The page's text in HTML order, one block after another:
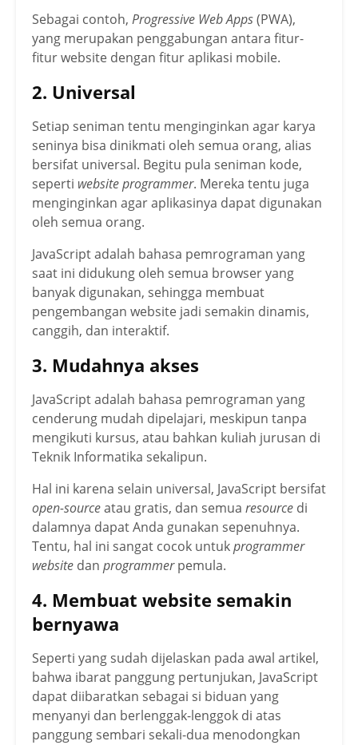
Sebagai contoh, Progressive Web Apps(PWA),
yang merupakan penggabungan antara fitur-
fitur website dengan fitur aplikasi mobile.
2. Universal
Setiap seniman tentu menginginkan agar karya
seninya bisa dinikmati oleh semua orang, alias
bersifat universal. Begitu pula seniman kode,
seperti website programmer. Mereka tentu juga
menginginkan agar aplikasinya dapat digunakan
oleh semua orang.
JavaScript adalah bahasa pemrograman yang
saat ini didukung oleh semua browser yang
banyak digunakan, sehingga membuat
pengembangan website jadi semakin dinamis,
canggih, dan interaktif.
3. Mudahnya akses
JavaScript adalah bahasa pemrograman yang
cenderung mudah dipelajari, meskipun tanpa
mengikuti kursus, atau bahkan kuliah jurusan di
Teknik Informatika sekalipun.
Hal ini karena selain universal, JavaScript bersifat
open-sourceatau gratis, dan semua resource di
dalamnya dapat Anda gunakan sepenuhnya.
Tentu, hal ini sangat cocok untukprogrammer
website dan programmerpemula.
4. Membuat website semakin
bernyawa
Seperti yang sudah dijelaskan pada awal artikel,
bahwa ibarat panggung pertunjukan, JavaScript
dapat diibaratkan sebagai si biduan yang
menyanyi dan berlenggak-lenggok di atas
panggung sembari sekali-dua menodongkan